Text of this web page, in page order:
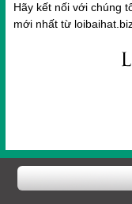
Hãy kết nối với chúng
mới nhất từ